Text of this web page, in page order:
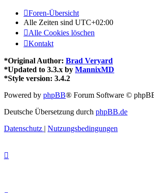
Foren-Übersicht
Alle Zeiten sind UTC+02:00
Alle Cookies löschen
Kontakt
*Original Author: Brad Veryard
*Updated to 3.3.x by MannixMD
*Style version: 3.4.2
Powered by phpBB® Forum Software ©
Deutsche Übersetzung durch phpBB.de
Datenschutz | Nutzungsbedingungen